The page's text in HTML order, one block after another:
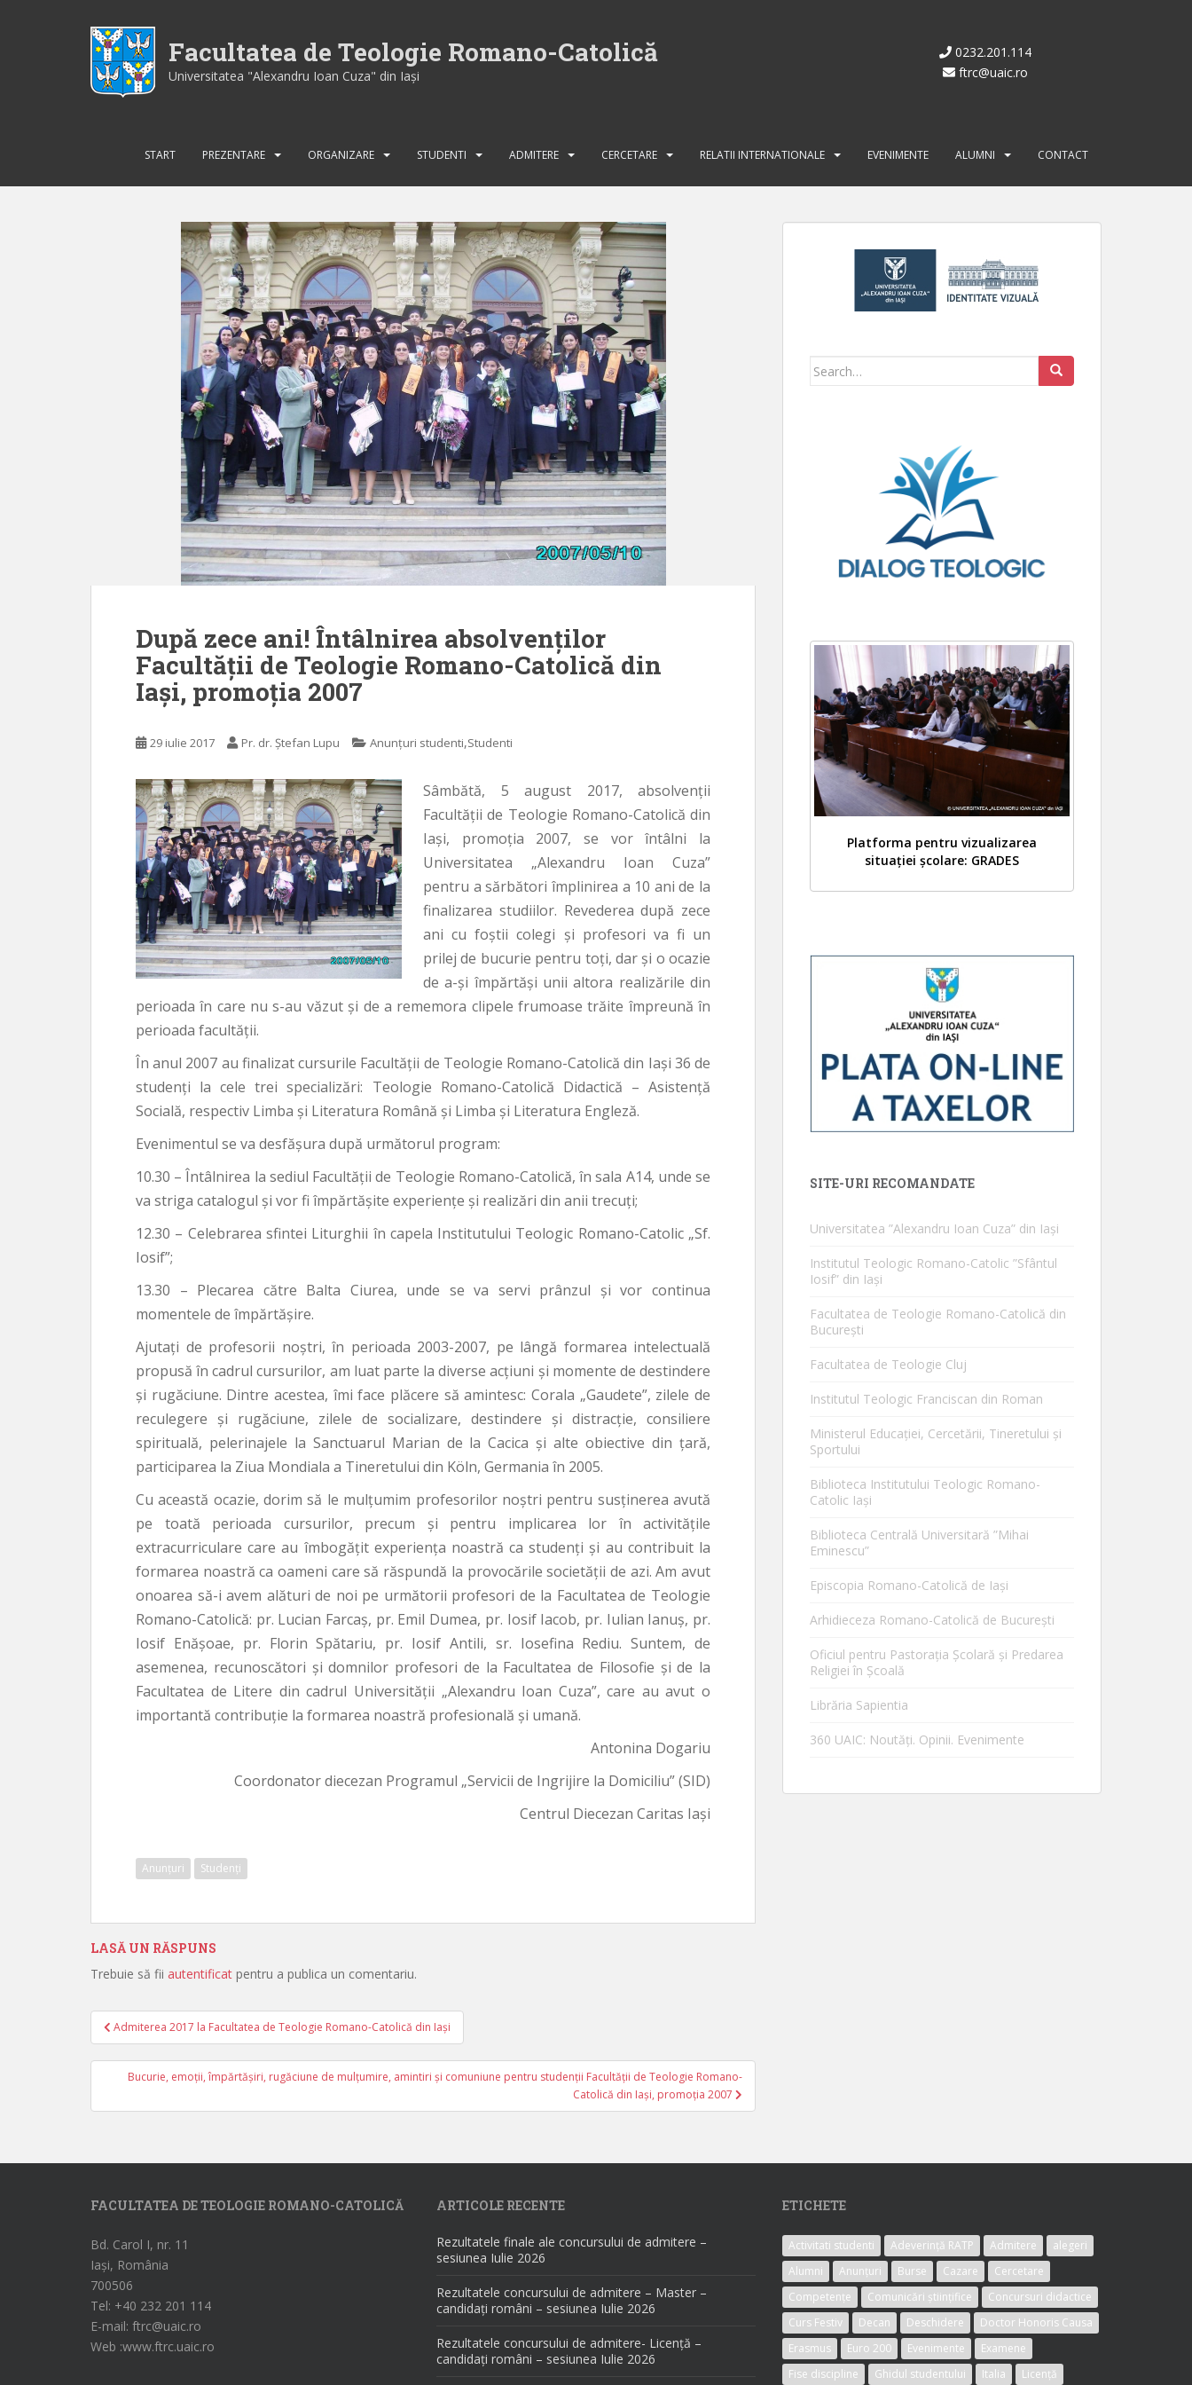
Facultatea de Teologie Romano-Catolică
Universitatea "Alexandru Ioan Cuza" din Iaşi
0232.201.114
ftrc@uaic.ro
START PREZENTARE ORGANIZARE STUDENTI ADMITERE CERCETARE RELATII INTERNATIONALE EVENIMENTE ALUMNI CONTACT
După zece ani! Întâlnirea absolvenților
Facultății de Teologie Romano-Catolică din
Iași, promoția 2007
29 iulie 2017 Pr. dr. Ștefan Lupu Anunțuri studenti,Studenti
Sâmbătă, 5 august 2017, absolvenții
Facultății de Teologie Romano-Catolică din
Iași, promoția 2007, se vor întâlni la
Universitatea „Alexandru Ioan Cuza”
pentru a sărbători împlinirea a 10 ani de la
finalizarea studiilor. Revederea după zece
ani cu foștii colegi și profesori va fi un
prilej de bucurie pentru toți, dar și o ocazie
de a-și împărtăși unii altora realizările din
perioada în care nu s-au văzut și de a rememora clipele frumoase trăite împreună în
perioada facultății.
În anul 2007 au finalizat cursurile Facultății de Teologie Romano-Catolică din Iași 36 de
studenți la cele trei specializări: Teologie Romano-Catolică Didactică – Asistență
Socială, respectiv Limba și Literatura Română și Limba și Literatura Engleză.
Evenimentul se va desfășura după următorul program:
10.30 – Întâlnirea la sediul Facultății de Teologie Romano-Catolică, în sala A14, unde se
va striga catalogul și vor fi împărtășite experiențe și realizări din anii trecuți;
12.30 – Celebrarea sfintei Liturghii în capela Institutului Teologic Romano-Catolic „Sf.
Iosif”;
13.30 – Plecarea către Balta Ciurea, unde se va servi prânzul și vor continua
momentele de împărtășire.
Ajutați de profesorii noștri, în perioada 2003-2007, pe lângă formarea intelectuală
propusă în cadrul cursurilor, am luat parte la diverse acțiuni și momente de destindere
și rugăciune. Dintre acestea, îmi face plăcere să amintesc: Corala „Gaudete”, zilele de
reculegere și rugăciune, zilele de socializare, destindere și distracție, consiliere
spirituală, pelerinajele la Sanctuarul Marian de la Cacica și alte obiective din țară,
participarea la Ziua Mondiala a Tineretului din Köln, Germania în 2005.
Cu această ocazie, dorim să le mulțumim profesorilor noștri pentru susținerea avută
pe toată perioada cursurilor, precum și pentru implicarea lor în activitățile
extracurriculare care au îmbogățit experiența noastră ca studenți și au contribuit la
formarea noastră ca oameni care să răspundă la provocările societății de azi. Am avut
onoarea să-i avem alături de noi pe următorii profesori de la Facultatea de Teologie
Romano-Catolică: pr. Lucian Farcaș, pr. Emil Dumea, pr. Iosif Iacob, pr. Iulian Ianuș, pr.
Iosif Enășoae, pr. Florin Spătariu, pr. Iosif Antili, sr. Iosefina Rediu. Suntem, de
asemenea, recunoscători și domnilor profesori de la Facultatea de Filosofie și de la
Facultatea de Litere din cadrul Universității „Alexandru Ioan Cuza”, care au avut o
importantă contribuție la formarea noastră profesională și umană.
Antonina Dogariu
Coordonator diecezan Programul „Servicii de Ingrijire la Domiciliu” (SID)
Centrul Diecezan Caritas Iași
Anunțuri Studenți
LASĂ UN RĂSPUNS
Trebuie să fii autentificat pentru a publica un comentariu.
Navigare în articole
Admiterea 2017 la Facultatea de Teologie Romano-Catolică din Iaşi
Bucurie, emoții, împărtășiri, rugăciune de mulțumire, amintiri și comuniune pentru studenții Facultății de Teologie Romano-
Catolică din Iași, promoția 2007
Search for:
Platforma pentru vizualizarea
situației școlare: GRADES
SITE-URI RECOMANDATE
Universitatea ”Alexandru Ioan Cuza” din Iaşi
Institutul Teologic Romano-Catolic ”Sfântul
Iosif” din Iaşi
Facultatea de Teologie Romano-Catolică din
Bucureşti
Facultatea de Teologie Cluj
Institutul Teologic Franciscan din Roman
Ministerul Educaţiei, Cercetării, Tineretului şi
Sportului
Biblioteca Institutului Teologic Romano-
Catolic Iaşi
Biblioteca Centrală Universitară ”Mihai
Eminescu”
Episcopia Romano-Catolică de Iaşi
Arhidieceza Romano-Catolică de Bucureşti
Oficiul pentru Pastorația Școlară și Predarea
Religiei în Școală
Librăria Sapientia
360 UAIC: Noutăţi. Opinii. Evenimente
FACULTATEA DE TEOLOGIE ROMANO-CATOLICĂ
Bd. Carol I, nr. 11
Iași, România
700506
Tel: +40 232 201 114
E-mail: ftrc@uaic.ro
Web :www.ftrc.uaic.ro
ARTICOLE RECENTE
Rezultatele finale ale concursului de admitere –
sesiunea Iulie 2026
Rezultatele concursului de admitere – Master –
candidați români – sesiunea Iulie 2026
Rezultatele concursului de admitere- Licență –
candidați români – sesiunea Iulie 2026
ETICHETE
Activitati studenti Adeverință RATP Admitere
alegeri
Alumni
Anunțuri Burse Cazare
Cercetare
Competențe
Comunicări științifice
Concursuri didactice
Curs Festiv
Decan Deschidere
Doctor Honoris Causa
Erasmus
Euro 200 Evenimente
Examene
Fise discipline
Ghidul studentului Italia Licență